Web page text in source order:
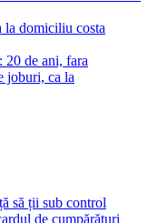
la domiciliu costa
20 de ani, fara
joburi, ca la
să ții sub control
de cumpărături